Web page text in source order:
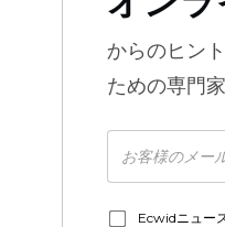
からのヒント
ための専門家
Ecwidニュー